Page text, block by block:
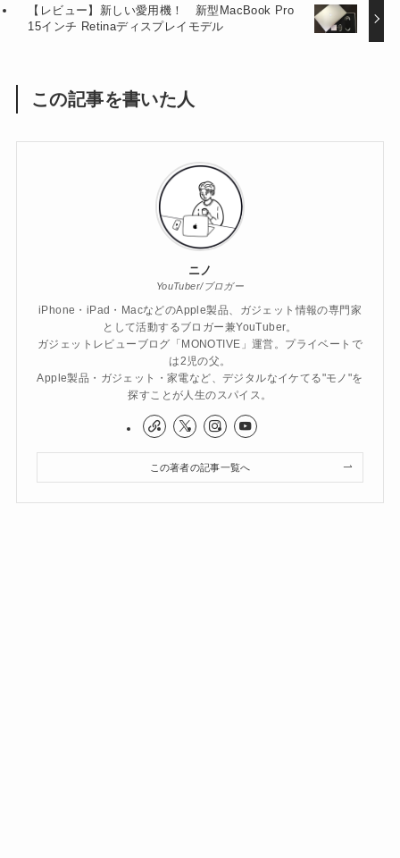
【レビュー】新しい愛用機！ 新型MacBook Pro
15インチ Retinaディスプレイモデル
この記事を書いた人
ニノ
YouTuber/ブロガー
iPhone・iPad・MacなどのApple製品、ガジェット情報の専門家
として活動するブロガー兼YouTuber。
ガジェットレビューブログ「MONOTIVE」運営。プライベートで
は2児の父。
Apple製品・ガジェット・家電など、デジタルなイケてる"モノ"を
探すことが人生のスパイス。
この著者の記事一覧へ